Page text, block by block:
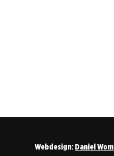
Webdesign: Daniel Wom